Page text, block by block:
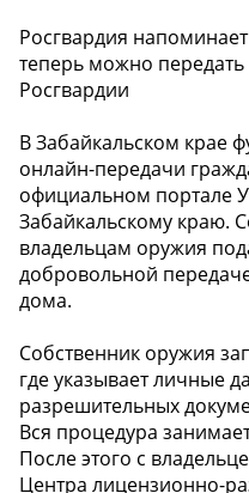
Росгвардия
теперь можно
Росгвардии
В Забайкальском крае
онлайн-передачи
официальном портале
Забайкальскому краю.
владельцам оружия
добровольной
дома.
Собственник оружия
где указывает личные
разрешительных
Вся процедура
После этого с
Центра лицензионно-